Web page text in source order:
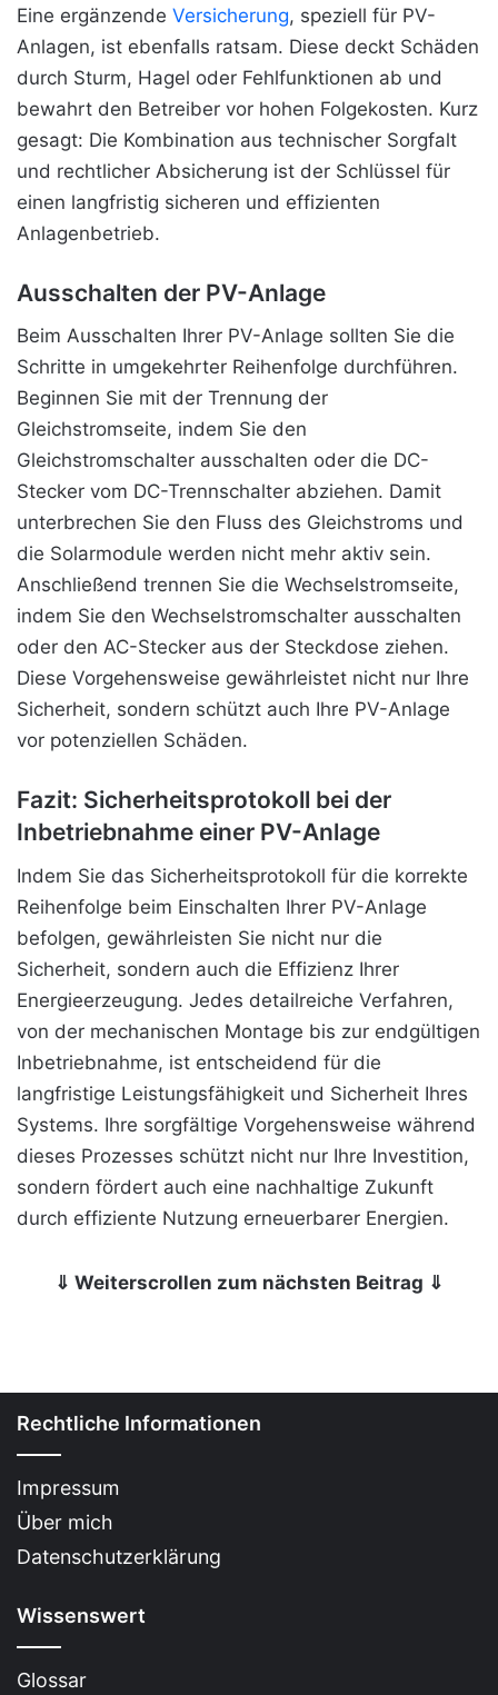
Eine ergänzende Versicherung, speziell für PV-
Anlagen, ist ebenfalls ratsam. Diese deckt Schäden
durch Sturm, Hagel oder Fehlfunktionen ab und
bewahrt den Betreiber vor hohen Folgekosten. Kurz
gesagt: Die Kombination aus technischer Sorgfalt
und rechtlicher Absicherung ist der Schlüssel für
einen langfristig sicheren und effizienten
Anlagenbetrieb.
Ausschalten der PV-Anlage
Beim Ausschalten Ihrer PV-Anlage sollten Sie die
Schritte in umgekehrter Reihenfolge durchführen.
Beginnen Sie mit der Trennung der
Gleichstromseite, indem Sie den
Gleichstromschalter ausschalten oder die DC-
Stecker vom DC-Trennschalter abziehen. Damit
unterbrechen Sie den Fluss des Gleichstroms und
die Solarmodule werden nicht mehr aktiv sein.
Anschließend trennen Sie die Wechselstromseite,
indem Sie den Wechselstromschalter ausschalten
oder den AC-Stecker aus der Steckdose ziehen.
Diese Vorgehensweise gewährleistet nicht nur Ihre
Sicherheit, sondern schützt auch Ihre PV-Anlage
vor potenziellen Schäden.
Fazit: Sicherheitsprotokoll bei der
Inbetriebnahme einer PV-Anlage
Indem Sie das Sicherheitsprotokoll für die korrekte
Reihenfolge beim Einschalten Ihrer PV-Anlage
befolgen, gewährleisten Sie nicht nur die
Sicherheit, sondern auch die Effizienz Ihrer
Energieerzeugung. Jedes detailreiche Verfahren,
von der mechanischen Montage bis zur endgültigen
Inbetriebnahme, ist entscheidend für die
langfristige Leistungsfähigkeit und Sicherheit Ihres
Systems. Ihre sorgfältige Vorgehensweise während
dieses Prozesses schützt nicht nur Ihre Investition,
sondern fördert auch eine nachhaltige Zukunft
durch effiziente Nutzung erneuerbarer Energien.
⇓ Weiterscrollen zum nächsten Beitrag ⇓
Rechtliche Informationen
Impressum
Über mich
Datenschutzerklärung
Wissenswert
Glossar